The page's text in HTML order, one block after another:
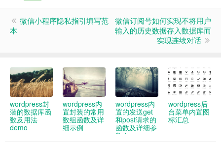
微信小程序隐私指引填写范
本
微信订阅号如何实现不将用户
输入的历史数据存入数据库而
实现连续对话
wordpress封
装的数据库函
数及用法
demo
wordpress内
置封装的常用
数组函数及详
细示例
wordpress内
置的发送get
和post请求的
函数及详细参
数demo
wordpress后
台菜单内置图
标汇总